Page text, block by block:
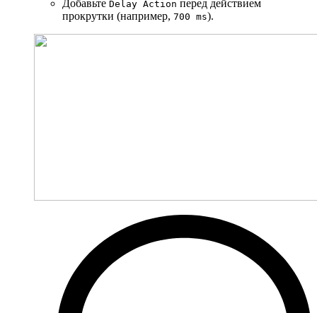
Добавьте Delay Action перед действием
прокрутки (например, 700 ms).